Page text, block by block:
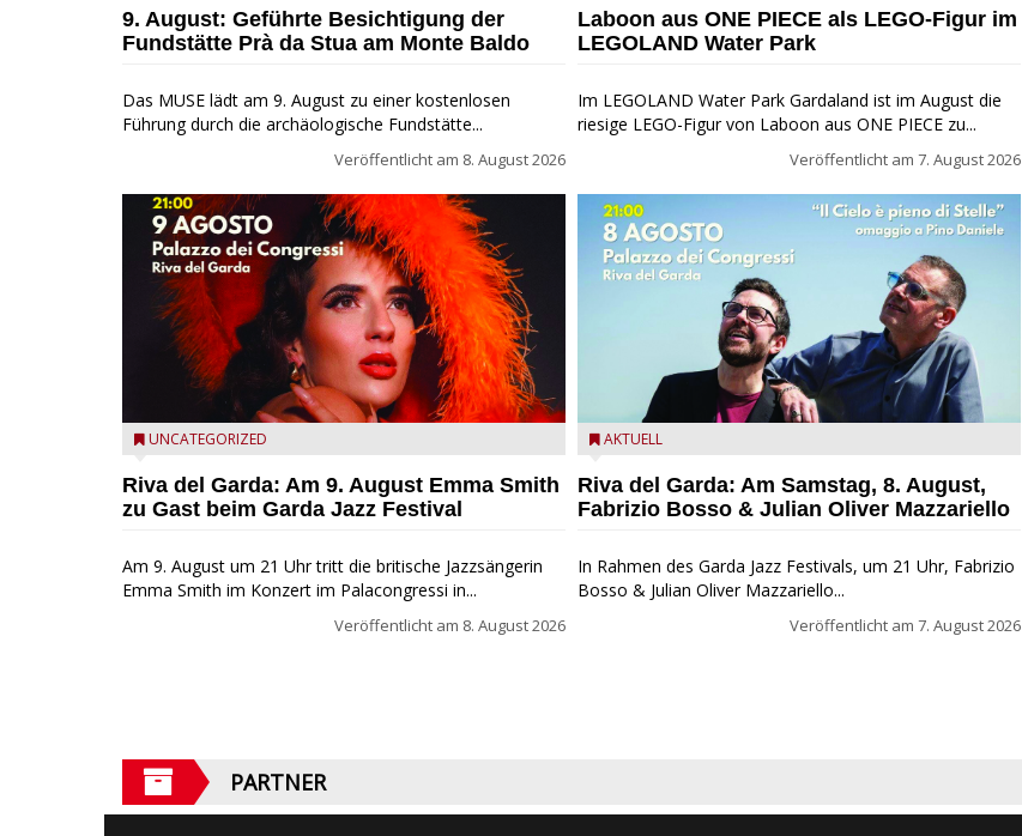
9. August: Geführte Besichtigung der
Fundstätte Prà da Stua am Monte Baldo
Das MUSE lädt am 9. August zu einer kostenlosen
Führung durch die archäologische Fundstätte...
Veröffentlicht am 8. August 2026
Riva del Garda - Emma Smith zu Gast beim Garda Jazz
UNCATEGORIZED
Riva del Garda: Am 9. August Emma Smith
zu Gast beim Garda Jazz Festival
Am 9. August um 21 Uhr tritt die britische Jazzsängerin
Emma Smith im Konzert im Palacongressi in...
Veröffentlicht am 8. August 2026
Laboon aus ONE PIECE als LEGO-Figur im
LEGOLAND Water Park
Im LEGOLAND Water Park Gardaland ist im August die
riesige LEGO-Figur von Laboon aus ONE PIECE zu...
Veröffentlicht am 7. August 2026
Fabrizio Bosso & Julian Oliver Mazzariello zu Gast beim
AKTUELL
Riva del Garda: Am Samstag, 8. August,
Fabrizio Bosso & Julian Oliver Mazzariello
In Rahmen des Garda Jazz Festivals, um 21 Uhr, Fabrizio
Bosso & Julian Oliver Mazzariello...
Veröffentlicht am 7. August 2026
PARTNER